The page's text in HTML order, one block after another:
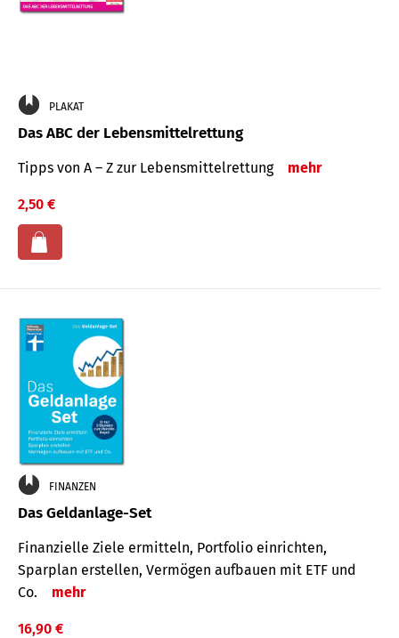
PLAKAT
Das ABC der Lebensmittelrettung
Tipps von A – Z zur Lebensmittelrettung mehr
2,50 €
FINANZEN
Das Geldanlage-Set
Finanzielle Ziele ermitteln, Portfolio einrichten,
Sparplan erstellen, Vermögen aufbauen mit ETF und
Co.
mehr
16,90 €